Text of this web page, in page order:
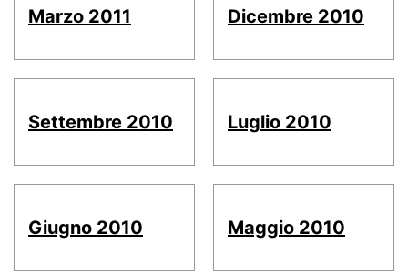
Marzo 2011 Dicembre 2010
Settembre 2010 Luglio 2010
Giugno 2010 Maggio 2010